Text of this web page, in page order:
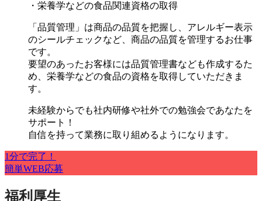
・栄養学などの食品関連資格の取得
「品質管理」は商品の品質を把握し、アレルギー表示
のシールチェックなど、商品の品質を管理するお仕事
です。
要望のあったお客様には品質管理書なども作成するた
め、栄養学などの食品の資格を取得していただきま
す。
未経験からでも社内研修や社外での勉強会であなたを
サポート！
自信を持って業務に取り組めるようになります。
1分で完了！
簡単WEB応募
福利厚生